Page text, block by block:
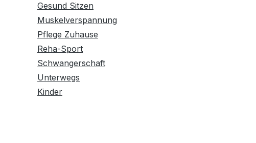
Gesund Sitzen
Muskelverspannung
Pflege Zuhause
Reha-Sport
Schwangerschaft
Unterwegs
Kinder